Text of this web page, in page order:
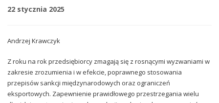
22 stycznia 2025
Andrzej Krawczyk
Z roku na rok przedsiębiorcy zmagają się z rosnącymi wyzwaniami w
zakresie zrozumienia i w efekcie, poprawnego stosowania
przepisów sankcji międzynarodowych oraz ograniczeń
eksportowych. Zapewnienie prawidłowego przestrzegania wielu